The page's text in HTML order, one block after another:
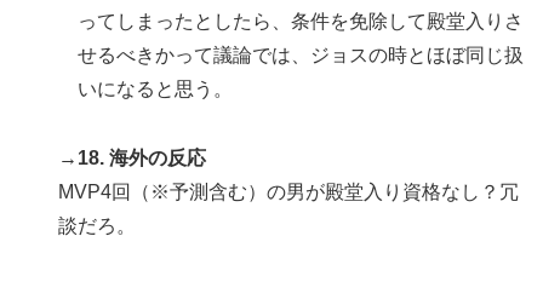
ってしまったとしたら、条件を免除して殿堂入りさ
せるべきかって議論では、ジョスの時とほぼ同じ扱
いになると思う。
→18. 海外の反応
MVP4回（※予測含む）の男が殿堂入り資格なし？冗
談だろ。